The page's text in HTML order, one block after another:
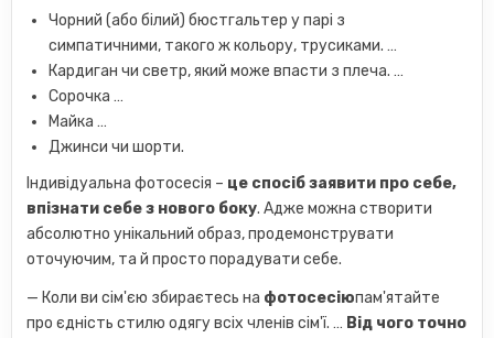
Чорний (або білий) бюстгальтер у парі з
симпатичними, такого ж кольору, трусиками. …
Кардиган чи светр, який може впасти з плеча. …
Сорочка …
Майка …
Джинси чи шорти.
Індивідуальна фотосесія – це спосіб заявити про себе,
впізнати себе з нового боку. Адже можна створити
абсолютно унікальний образ, продемонструвати
оточуючим, та й просто порадувати себе.
— Коли ви сім'єю збираєтесь на фотосесіюпам'ятайте
про єдність стилю одягу всіх членів сім'ї. … Від чого точно